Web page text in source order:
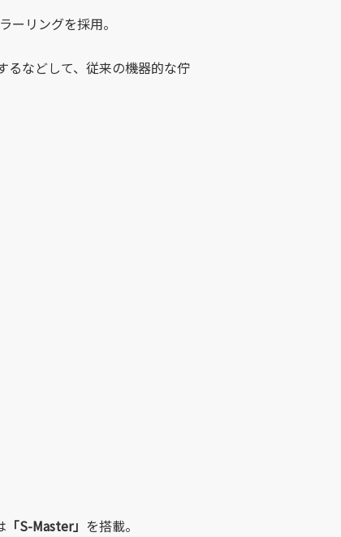
ーリングを採用。
るなどして、従来の機器的な佇
「S-Master」 を搭載。